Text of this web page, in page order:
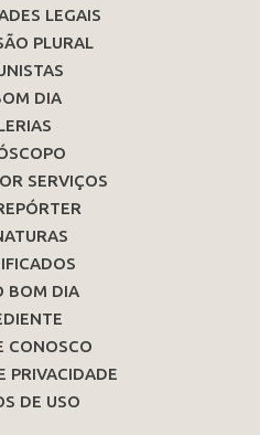
LEGAIS
PLURAL
DIA
SERVIÇOS
BOM DIA
CONOSCO
PRIVACIDADE
DE USO